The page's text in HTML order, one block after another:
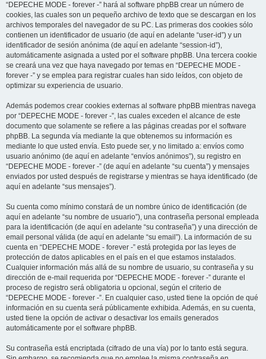
“DEPECHE MODE - forever -” hará al software phpBB crear un número de
cookies, las cuales son un pequeño archivo de texto que se descargan en los
archivos temporales del navegador de su PC. Las primeras dos cookies sólo
contienen un identificador de usuario (de aquí en adelante “user-id”) y un
identificador de sesión anónima (de aquí en adelante “session-id”),
automáticamente asignada a usted por el software phpBB. Una tercera cookie
se creará una vez que haya navegado por temas en “DEPECHE MODE -
forever -” y se emplea para registrar cuales han sido leídos, con objeto de
optimizar su experiencia de usuario.
Además podemos crear cookies externas al software phpBB mientras navega
por “DEPECHE MODE - forever -”, las cuales exceden el alcance de este
documento que solamente se refiere a las páginas creadas por el software
phpBB. La segunda vía mediante la que obtenemos su información es
mediante lo que usted envía. Esto puede ser, y no limitado a: envíos como
usuario anónimo (de aquí en adelante “envíos anónimos”), su registro en
“DEPECHE MODE - forever -” (de aquí en adelante “su cuenta”) y mensajes
enviados por usted después de registrarse y mientras se haya identificado (de
aquí en adelante “sus mensajes”).
Su cuenta como mínimo constará de un nombre único de identificación (de
aquí en adelante “su nombre de usuario”), una contraseña personal empleada
para la identificación (de aquí en adelante “su contraseña”) y una dirección de
email personal válida (de aquí en adelante “su email”). La información de su
cuenta en “DEPECHE MODE - forever -” está protegida por las leyes de
protección de datos aplicables en el país en el que estamos instalados.
Cualquier información más allá de su nombre de usuario, su contraseña y su
dirección de e-mail requerida por “DEPECHE MODE - forever -” durante el
proceso de registro será obligatoria u opcional, según el criterio de
“DEPECHE MODE - forever -”. En cualquier caso, usted tiene la opción de qué
información en su cuenta será públicamente exhibida. Además, en su cuenta,
usted tiene la opción de activar o desactivar los emails generados
automáticamente por el software phpBB.
Su contraseña está encriptada (cifrado de una vía) por lo tanto está segura.